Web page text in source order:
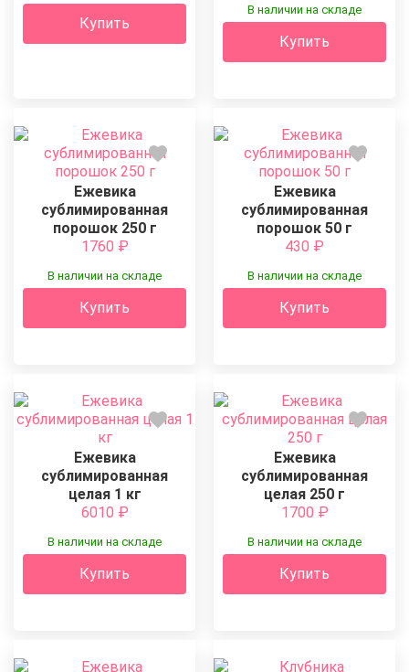
Купить
В наличии на складе
Купить
Ежевика
сублимированная
порошок 250 г
1760 ₽
В наличии на складе
Купить
Ежевика
сублимированная
порошок 50 г
430 ₽
В наличии на складе
Купить
Ежевика
сублимированная
целая 1 кг
6010 ₽
В наличии на складе
Купить
Ежевика
сублимированная
целая 250 г
1700 ₽
В наличии на складе
Купить